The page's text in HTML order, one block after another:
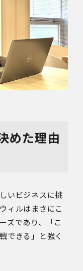
めた理由
いビジネスに挑
ィルはまさにこ
ズであり、「こ
できる」と強く